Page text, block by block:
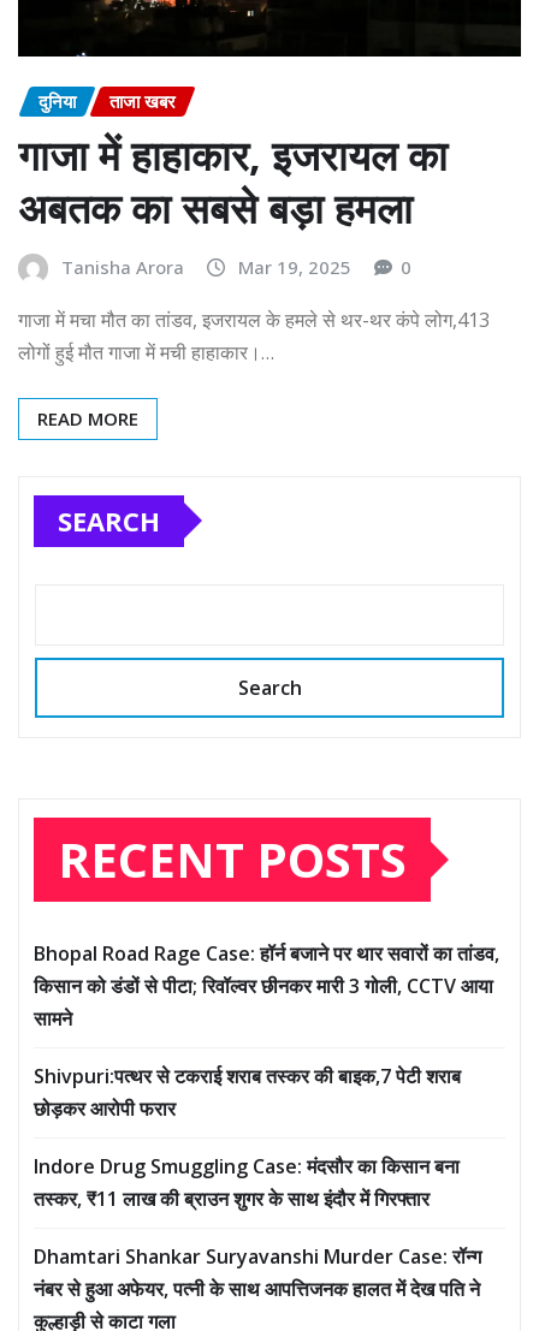
दुनिया ताजा खबर
गाजा में हाहाकार, इजरायल का
अबतक का सबसे बड़ा हमला
Tanisha Arora Mar 19, 2025 0
गाजा में मचा मौत का तांडव, इजरायल के हमले से थर-थर कंपे लोग,413
लोगों हुई मौत गाजा में मची हाहाकार।…
READ MORE
SEARCH
Search
RECENT POSTS
Bhopal Road Rage Case: हॉर्न बजाने पर थार सवारों का तांडव,
किसान को डंडों से पीटा; रिवॉल्वर छीनकर मारी 3 गोली, CCTV आया
सामने
Shivpuri:पत्थर से टकराई शराब तस्कर की बाइक,7 पेटी शराब
छोड़कर आरोपी फरार
Indore Drug Smuggling Case: मंदसौर का किसान बना
तस्कर, ₹11 लाख की ब्राउन शुगर के साथ इंदौर में गिरफ्तार
Dhamtari Shankar Suryavanshi Murder Case: रॉन्ग
नंबर से हुआ अफेयर, पत्नी के साथ आपत्तिजनक हालत में देख पति ने
कुल्हाड़ी से काटा गला